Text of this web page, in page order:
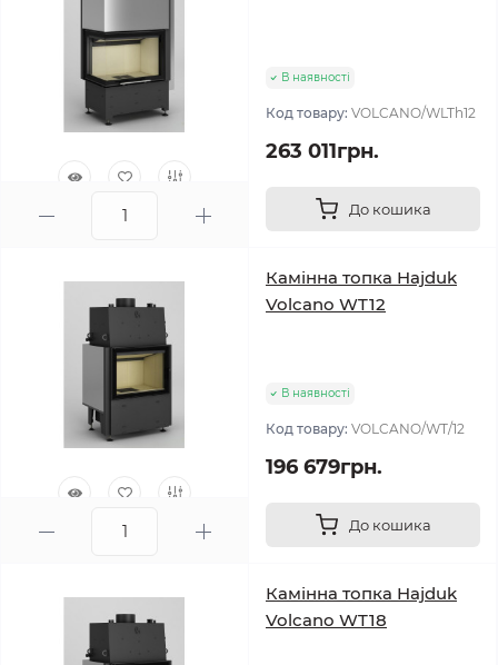
В наявності
Код товару: VOLCANO/WLTh12
263 011грн.
До кошика
Камінна топка Hajduk
Volcano WT12
В наявності
Код товару: VOLCANO/WT/12
196 679грн.
До кошика
Камінна топка Hajduk
Volcano WT18